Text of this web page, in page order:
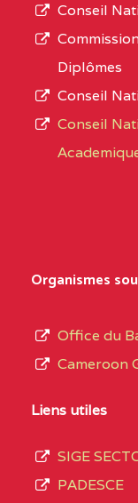
CENTRE
CENTRE
CENTRE
CENTRE
L’offre
de
du
de
septembre
Conseil
Diplômes
Conseil
Conseil
Organismes
Office du
Cameroon
Liens utiles
SIGE
PADESCE